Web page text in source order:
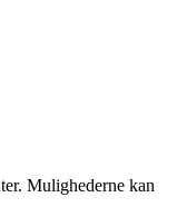
Mulighederne kan